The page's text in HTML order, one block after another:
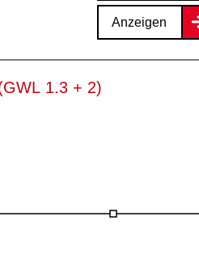
Anzeigen
1.3 + 2)